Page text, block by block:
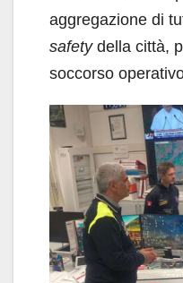
aggregazione di
safetydella città,
soccorso